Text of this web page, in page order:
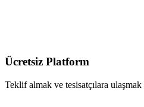
Ücretsiz Platform
Teklif almak ve tesisatçılara